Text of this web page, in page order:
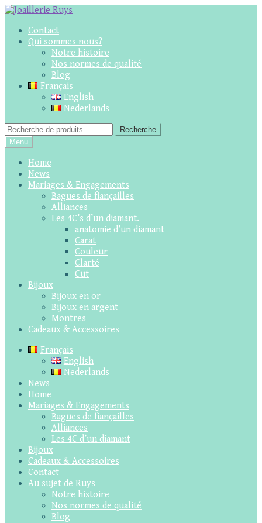
Skip
navigation
Skip
contentContact
Qui sommes nous?
Notre histoire
Nos normes de qualité
Blog
Français
English
Nederlands
Recherche
pour :
Recherche
Menu
Home
News
Mariages & Engagements
Bagues de fiançailles
Alliances
Les 4C’s d’un diamant.
anatomie d’un diamant
Carat
Couleur
Clarté
Cut
Bijoux
Bijoux en or
Bijoux en argent
Montres
Cadeaux & Accessoires
Français
English
Nederlands
News
Home
Mariages & Engagements
Bagues de fiançailles
Alliances
Les 4C d’un diamant
Bijoux
Cadeaux & Accessoires
Contact
Au sujet de Ruys
Notre histoire
Nos normes de qualité
Blog